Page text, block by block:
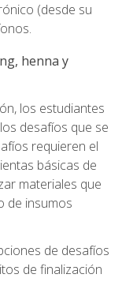
(desde su
henna y
los estudiantes
desafíos que se
requieren el
básicas de
materiales que
de insumos
de desafíos
de finalización